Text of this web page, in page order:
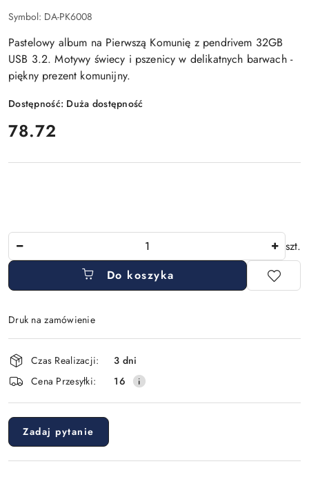
Symbol: DA-PK6008
Pastelowy album na Pierwszą Komunię z pendrivem 32GB
USB 3.2. Motywy świecy i pszenicy w delikatnych barwach -
piękny prezent komunijny.
Dostępność: Duża dostępność
cena:
78.72
szt.
Do koszyka
Druk na zamówienie
Dostępność
i
dostawa
Czas Realizacji:
3 dni
Cena Przesyłki:
16
Zadaj pytanie